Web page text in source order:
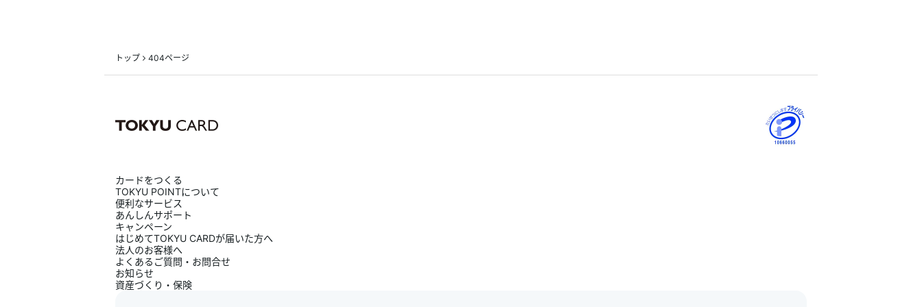
キャンペーン
サイト内検索
トップ 404ページ
カードをつくる
TOKYU POINTについて
便利なサービス
あんしんサポート
キャンペーン
はじめてTOKYU CARDが届いた方へ
法人のお客様へ
よくあるご質問・お問合せ
お知らせ
資産づくり・保険